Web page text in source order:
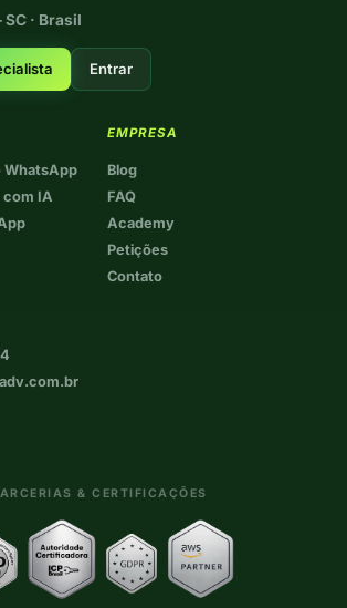
· Brasil
Entrar
& CERTIFICAÇÕES
WhatsApp
com IA
EMPRESA
Blog
FAQ
Academy
Petições
Contato